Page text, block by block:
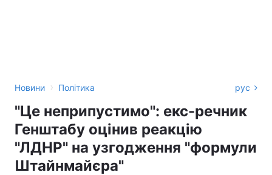
Новини › Політика рус
"Це неприпустимо": екс-речник
Генштабу оцінив реакцію
"ЛДНР" на узгодження "формули
Штайнмайєра"